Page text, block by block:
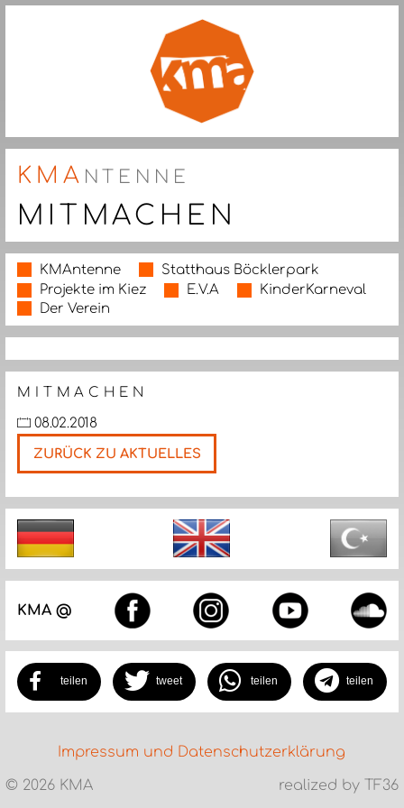
KMA NTENNE
MITMACHEN
KMAntenne
Statthaus Böcklerpark
Projekte im Kiez
E.V.A
KinderKarneval
Der Verein
MITMACHEN
08.02.2018
ZURÜCK ZU AKTUELLES
Nächste
teilen tweet teilen teilen
KMA @
© 2026 KMA
Impressum und Datenschutzerklärung
realized by TF36